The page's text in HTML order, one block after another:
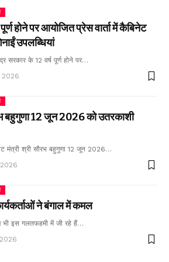
होने पर आयोजित प्रेस वार्ता में कैबिनेट
उपलब्धियां
सरकार के 12 वर्ष पूर्ण होने पर…
2026
बहुगुणा 12 जून 2026 को उतरकाशी
मंत्री श्री सौरभ बहुगुणा 12 जून 2026…
2026
ने बंगाल में कमल
इस गलतफहमी में जी रहे हैं…